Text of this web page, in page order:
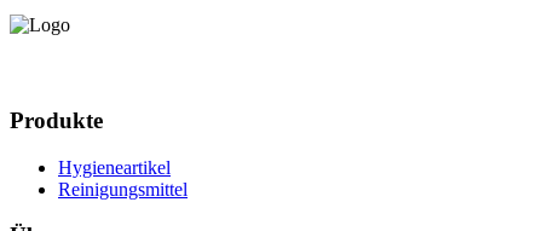
Produkte
Hygieneartikel
Reinigungsmittel